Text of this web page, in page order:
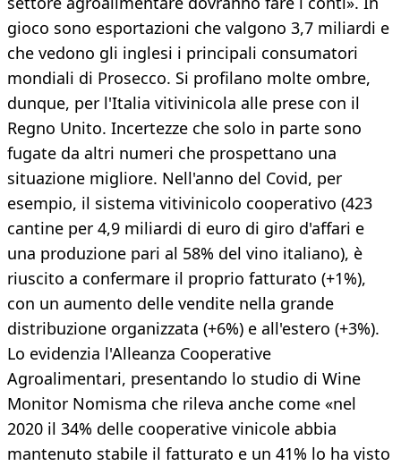
gioco sono esportazioni che valgono 3,7 miliardi e
che vedono gli inglesi i principali consumatori
mondiali di Prosecco. Si profilano molte ombre,
dunque, per l'Italia vitivinicola alle prese con il
Regno Unito. Incertezze che solo in parte sono
fugate da altri numeri che prospettano una
situazione migliore. Nell'anno del Covid, per
esempio, il sistema vitivinicolo cooperativo (423
cantine per 4,9 miliardi di euro di giro d'affari e
una produzione pari al 58% del vino italiano), è
riuscito a confermare il proprio fatturato (+1%),
con un aumento delle vendite nella grande
distribuzione organizzata (+6%) e all'estero (+3%).
Lo evidenzia l'Alleanza Cooperative
Agroalimentari, presentando lo studio di Wine
Monitor Nomisma che rileva anche come «nel
2020 il 34% delle cooperative vinicole abbia
mantenuto stabile il fatturato e un 41% lo ha visto